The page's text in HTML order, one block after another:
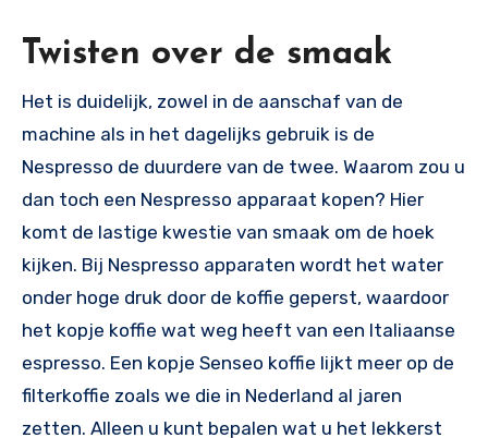
Twisten over de smaak
Het is duidelijk, zowel in de aanschaf van de
machine als in het dagelijks gebruik is de
Nespresso de duurdere van de twee. Waarom zou u
dan toch een Nespresso apparaat kopen? Hier
komt de lastige kwestie van smaak om de hoek
kijken. Bij Nespresso apparaten wordt het water
onder hoge druk door de koffie geperst, waardoor
het kopje koffie wat weg heeft van een Italiaanse
espresso. Een kopje Senseo koffie lijkt meer op de
filterkoffie zoals we die in Nederland al jaren
zetten. Alleen u kunt bepalen wat u het lekkerst